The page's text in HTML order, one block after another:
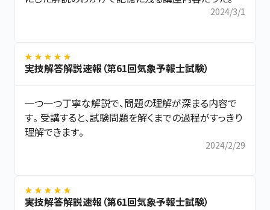
2024/3/1
★ ★ ★ ★ ★
実技解答解説速報（第61回気象予報士試験）
一つ一つ丁寧な解説で、問題の理解が深まる内容で
す。 受講すると、試験問題を解くまでの過程がすっきり
理解できます。
2024/2/29
★ ★ ★ ★ ★
実技解答解説速報（第61回気象予報士試験）